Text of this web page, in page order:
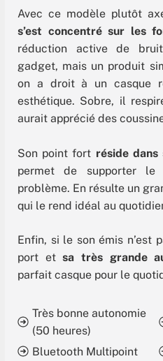
Avec ce modèle plutôt
s’est concentré sur les
réduction active de
gadget, mais un produit
on a droit à un casque
esthétique. Sobre, il
aurait apprécié des
Son point fort réside
permet de supporter le
problème. En résulte un
qui le rend idéal au
Enfin, si le son émis n’est
port etsa très grande
parfait casque pour le
Très bonne autonomie
(50 heures)
Bluetooth Multipoint